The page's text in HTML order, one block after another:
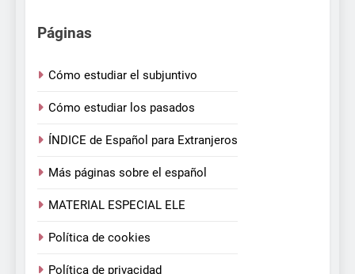
Páginas
Cómo estudiar el subjuntivo
Cómo estudiar los pasados
ÍNDICE de Español para Extranjeros
Más páginas sobre el español
MATERIAL ESPECIAL ELE
Política de cookies
Política de privacidad